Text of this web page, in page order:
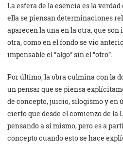
La esfera de la esencia es la
ella se piensan determinaciones
aparecen la una en la otra, que
otra, como en el fondo se vio
impensable el “algo” sin el “otro”.
Por último, la obra culmina con la
un pensar que se piensa
de concepto, juicio, silogismo y en
cierto que desde el comienzo de la
pensando a sí mismo, pero es a
concepto cuando esto se hace